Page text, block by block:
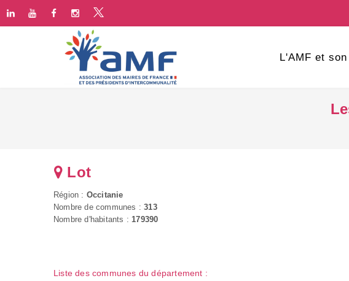
L'AMF et
Lot
Région : Occitanie
Nombre de communes :313
Nombre d'habitants :179390
Liste des communes du département :